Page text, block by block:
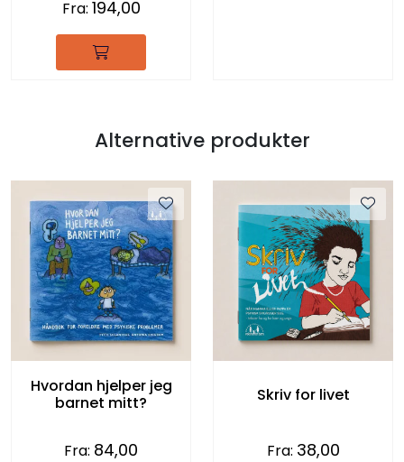
Fra: 194,00
Alternative produkter
Hvordan hjelper jeg
barnet mitt?
Fra: 84,00
Skriv for livet
Fra: 38,00